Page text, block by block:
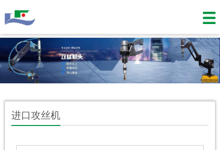
进口攻丝机